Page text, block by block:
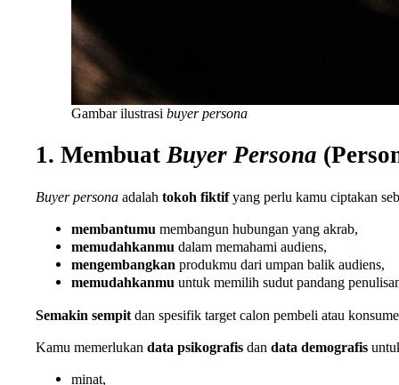
Gambar ilustrasi buyer persona
1. MembuatBuyer Persona
Buyer persona adalah tokoh fiktifyang perlu kamu ciptakan
membantumu membangun hubungan yang akrab,
memudahkanmu dalam memahami audiens,
mengembangkan produkmu dari umpan balik audiens,
memudahkanmu untuk memilih sudut pandang
Semakin sempit dan spesifik target calon pembeli atau
Kamu memerlukan data psikografis dan data demografis
minat,